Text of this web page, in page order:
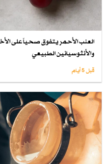
العنب الأحمر يتفوق صحياً على
والأنثوسيانين الطبيعي
قبل 5 أيام